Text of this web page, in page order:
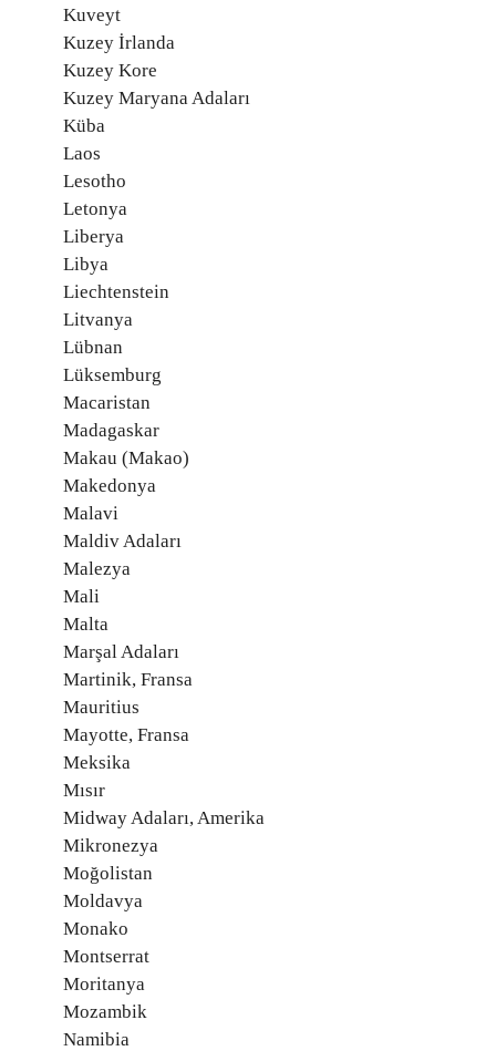
Kuveyt
Kuzey İrlanda
Kuzey Kore
Kuzey Maryana Adaları
Küba
Laos
Lesotho
Letonya
Liberya
Libya
Liechtenstein
Litvanya
Lübnan
Lüksemburg
Macaristan
Madagaskar
Makau (Makao)
Makedonya
Malavi
Maldiv Adaları
Malezya
Mali
Malta
Marşal Adaları
Martinik, Fransa
Mauritius
Mayotte, Fransa
Meksika
Mısır
Midway Adaları, Amerika
Mikronezya
Moğolistan
Moldavya
Monako
Montserrat
Moritanya
Mozambik
Namibia